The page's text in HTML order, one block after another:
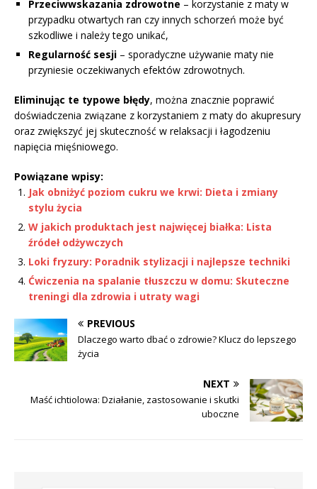
Przeciwwskazania zdrowotne – korzystanie z maty w
przypadku otwartych ran czy innych schorzeń może być
szkodliwe i należy tego unikać,
Regularność sesji – sporadyczne używanie maty nie
przyniesie oczekiwanych efektów zdrowotnych.
Eliminując te typowe błędy, można znacznie poprawić
doświadczenia związane z korzystaniem z maty do akupresury
oraz zwiększyć jej skuteczność w relaksacji i łagodzeniu
napięcia mięśniowego.
Powiązane wpisy:
Jak obniżyć poziom cukru we krwi: Dieta i zmiany
stylu życia
W jakich produktach jest najwięcej białka: Lista
źródeł odżywczych
Loki fryzury: Poradnik stylizacji i najlepsze techniki
Ćwiczenia na spalanie tłuszczu w domu: Skuteczne
treningi dla zdrowia i utraty wagi
PREVIOUS
Dlaczego warto dbać o zdrowie? Klucz do lepszego
życia
NEXT
Maść ichtiolowa: Działanie, zastosowanie i skutki
uboczne